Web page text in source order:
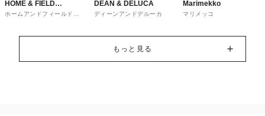
HOME & FIELD
FACTORY STORE
ホームアンドフィールドフ
DEAN & DELUCA
ディーンアンドデルーカ
Marimekko
マリメッコ
もっと見る